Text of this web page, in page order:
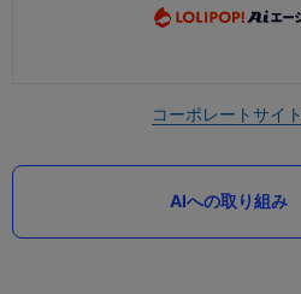
コーポレートサイト
AIへの取り組み